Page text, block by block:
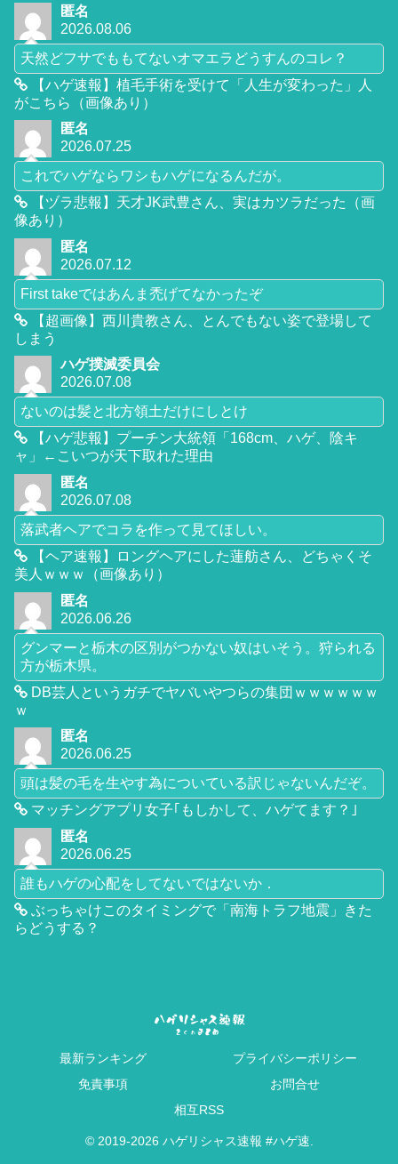
匿名
2026.08.06
天然どフサでももてないオマエラどうすんのコレ？
【ハゲ速報】植毛手術を受けて「人生が変わった」人
がこちら（画像あり）
匿名
2026.07.25
これでハゲならワシもハゲになるんだが。
【ヅラ悲報】天才JK武豊さん、実はカツラだった（画
像あり）
匿名
2026.07.12
First takeではあんま禿げてなかったぞ
【超画像】西川貴教さん、とんでもない姿で登場して
しまう
ハゲ撲滅委員会
2026.07.08
ないのは髪と北方領土だけにしとけ
【ハゲ悲報】プーチン大統領「168cm、ハゲ、陰キ
ャ」←こいつが天下取れた理由
匿名
2026.07.08
落武者ヘアでコラを作って見てほしい。
【ヘア速報】ロングヘアにした蓮舫さん、どちゃくそ
美人ｗｗｗ（画像あり）
匿名
2026.06.26
グンマーと栃木の区別がつかない奴はいそう。狩られる
方が栃木県。
DB芸人というガチでヤバいやつらの集団ｗｗｗｗｗｗ
ｗ
匿名
2026.06.25
頭は髪の毛を生やす為についている訳じゃないんだぞ。
マッチングアプリ女子｢もしかして、ハゲてます？｣
匿名
2026.06.25
誰もハゲの心配をしてないではないか．
ぶっちゃけこのタイミングで「南海トラフ地震」きた
らどうする？
最新ランキング
プライバシーポリシー
免責事項
お問合せ
相互RSS
© 2019-2026 ハゲリシャス速報 #ハゲ速.